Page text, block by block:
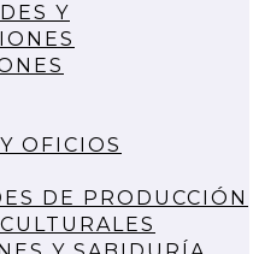
Y
OFICIOS
DE PRODUCCIÓN